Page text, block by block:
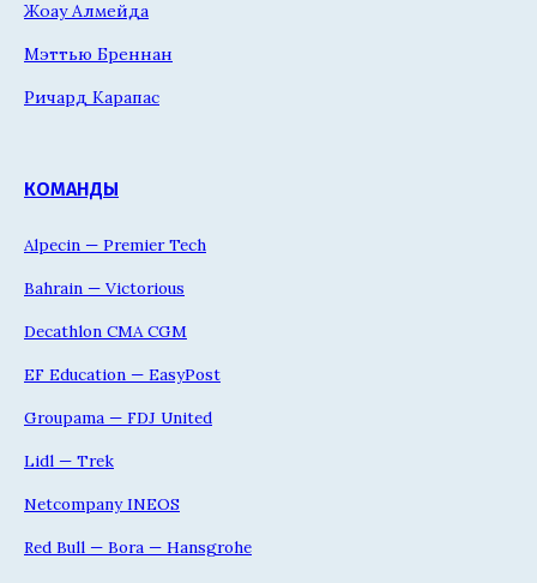
Жоау Алмейда
Мэттью Бреннан
Ричард Карапас
КОМАНДЫ
Alpecin — Premier Tech
Bahrain — Victorious
Decathlon CMA CGM
EF Education — EasyPost
Groupama — FDJ United
Lidl — Trek
Netcompany INEOS
Red Bull — Bora — Hansgrohe